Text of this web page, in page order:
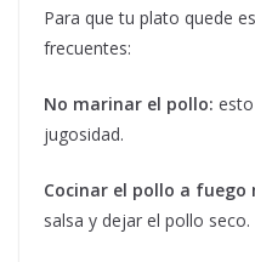
Para que tu plato quede
frecuentes:
No marinar el pollo:
jugosidad.
Cocinar el pollo a fuego
salsa y dejar el pollo seco.